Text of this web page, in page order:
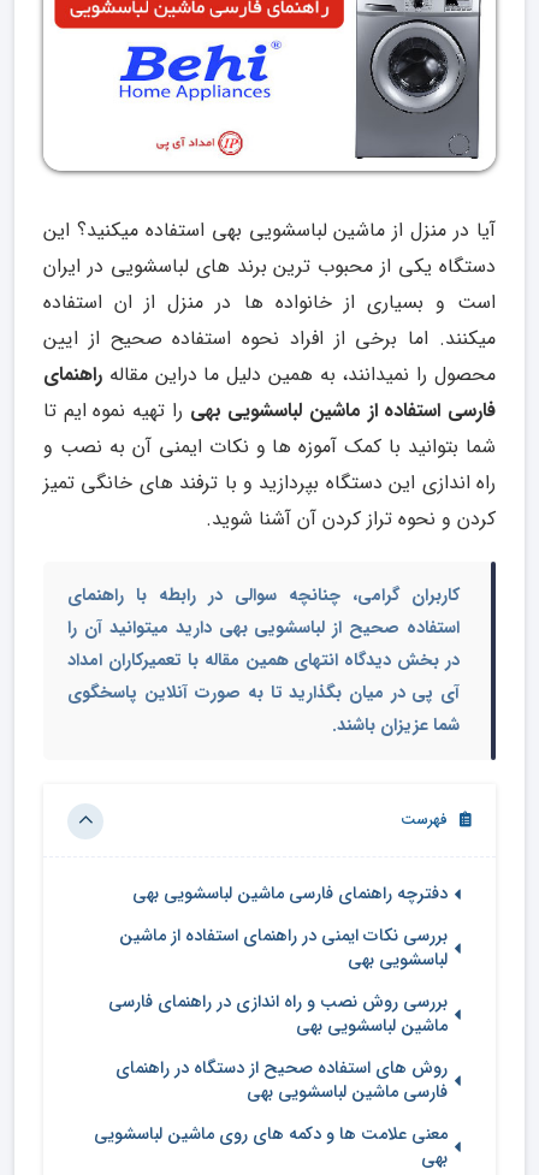
آیا در منزل از ماشین لباسشویی بهی استفاده میکنید؟ این
دستگاه یکی از محبوب ترین برند های لباسشویی در ایران
است و بسیاری از خانواده ها در منزل از ان استفاده
میکنند. اما برخی از افراد نحوه استفاده صحیح از ایین
محصول را نمیدانند، به همین دلیل ما دراین مقاله راهنمای
فارسی استفاده از ماشین لباسشویی بهی را تهیه نموه ایم تا
شما بتوانید با کمک آموزه ها و نکات ایمنی آن به نصب و
راه اندازی این دستگاه بپردازید و با ترفند های خانگی تمیز
کردن و نحوه تراز کردن آن آشنا شوید.
کاربران گرامی، چنانچه سوالی در رابطه با راهنمای
استفاده صحیح از لباسشویی بهی دارید میتوانید آن را
در بخش دیدگاه انتهای همین مقاله با تعمیرکاران امداد
آی پی در میان بگذارید تا به صورت آنلاین پاسخگوی
شما عزیزان باشند.
فهرست
دفترچه راهنمای فارسی ماشین لباسشویی بهی
بررسی نکات ایمنی در راهنمای استفاده از ماشین
لباسشویی بهی
بررسی روش نصب و راه اندازی در راهنمای فارسی
ماشین لباسشویی بهی
روش های استفاده صحیح از دستگاه در راهنمای
فارسی ماشین لباسشویی بهی
معنی علامت ها و دکمه های روی ماشین لباسشویی
بهی